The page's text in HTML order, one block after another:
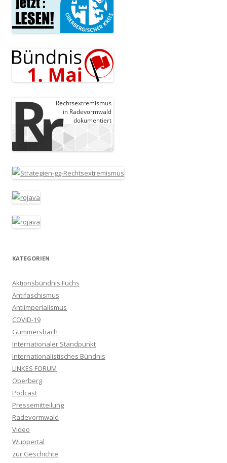
KATEGORIEN
Aktionsbündnis Fuchs
Antifaschismus
Antiimperialismus
COVID-19
Gummersbach
Internationaler Standpunkt
Internationalistisches Bündnis
LINKES FORUM
Oberberg
Podcast
Pressemitteilung
Radevormwald
Video
Wuppertal
zur Geschichte